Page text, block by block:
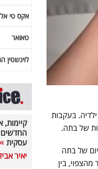
בעקבות
של בתה.
הסיום של בתה
מהצפוי, בין
אקס טי אל
טאואר
לוינשטין
קיימות,
עסקית
יאיר